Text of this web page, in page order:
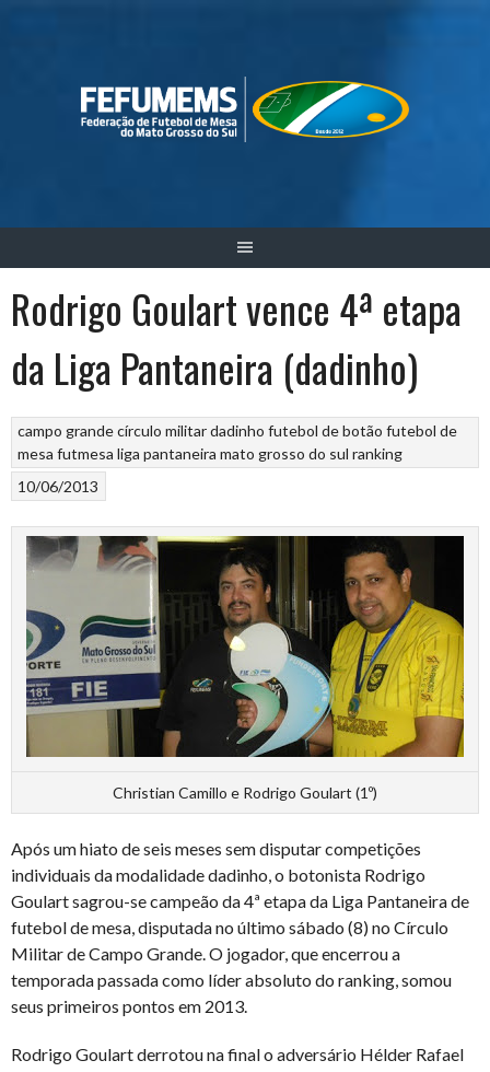
Rodrigo Goulart vence 4ª etapa
da Liga Pantaneira (dadinho)
campo grandecírculo militardadinho futebol de botão futebol de
mesa futmesa liga pantaneira mato grosso do sul ranking
10/06/2013
Christian Camillo e Rodrigo Goulart (1º)
Após um hiato de seis meses sem disputar competições
individuais da modalidade dadinho, o botonista Rodrigo
Goulart sagrou-se campeão da 4ª etapa da Liga Pantaneira de
futebol de mesa, disputada no último sábado (8) no Círculo
Militar de Campo Grande. O jogador, que encerrou a
temporada passada como líder absoluto do ranking, somou
seus primeiros pontos em 2013.
Rodrigo Goulart derrotou na final o adversário Hélder Rafael